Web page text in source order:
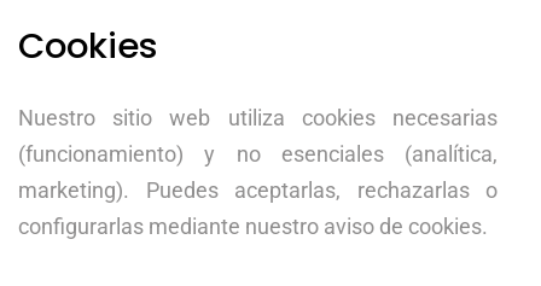
Cookies
Nuestro sitio web utiliza cookies necesarias
(funcionamiento) y no esenciales (analítica,
marketing). Puedes aceptarlas, rechazarlas o
configurarlas mediante nuestro aviso de cookies.